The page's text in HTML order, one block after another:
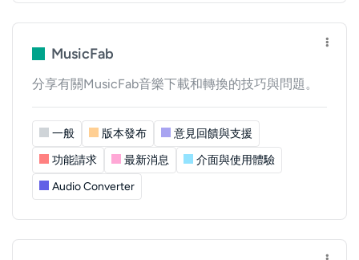
MusicFab
分享有關MusicFab音樂下載和轉換的技巧與問題。
一般 版本發布
意見回饋與支援
功能請求
最新消息
介面與使用體驗
Audio Converter